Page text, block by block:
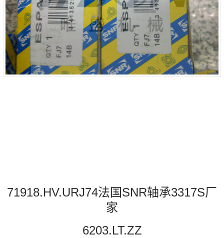
71918.HV.URJ74法国SNR轴承3317S厂
家
6203.LT.ZZ